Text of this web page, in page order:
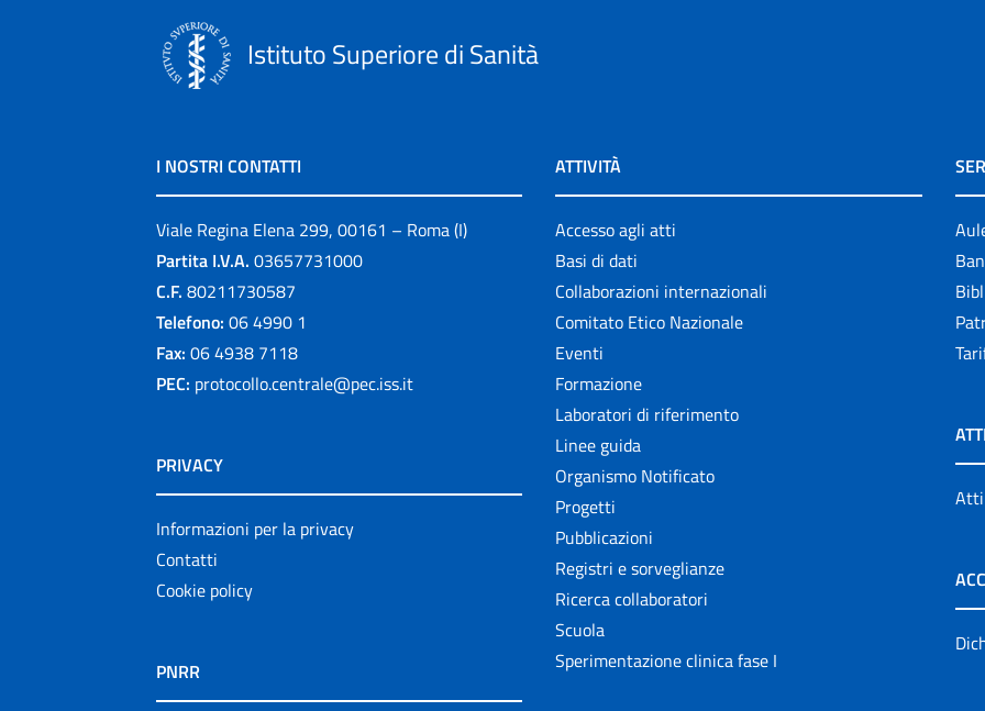
Istituto Superiore di Sanità
I NOSTRI CONTATTI
Viale Regina Elena 299, 00161 – Roma (I)
Partita I.V.A. 03657731000
C.F. 80211730587
Telefono: 06 4990 1
Fax: 06 4938 7118
PEC: protocollo.centrale@pec.iss.it
PRIVACY
Informazioni per la privacy
Contatti
Cookie policy
PNRR
ATTIVITÀ
Accesso agli atti
Basi di dati
Collaborazioni internazionali
Comitato Etico Nazionale
Eventi
Formazione
Laboratori di riferimento
Linee guida
Organismo Notificato
Progetti
Pubblicazioni
Registri e sorveglianze
Ricerca collaboratori
Scuola
Sperimentazione clinica fase I
Atti